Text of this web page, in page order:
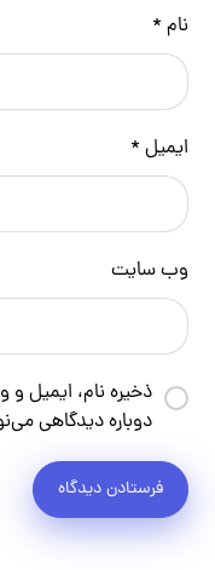
نام *
ایمیل *
وب‌ سایت
ذخیره نام، ایمیل و
دوباره دیدگاهی